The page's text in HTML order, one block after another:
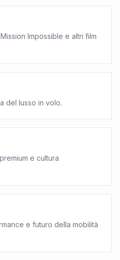
Impossible e altri film
del lusso in volo.
e cultura
e futuro della mobilità